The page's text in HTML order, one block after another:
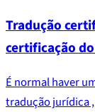
Tradução
certificação
É normal haver
tradução jurídica